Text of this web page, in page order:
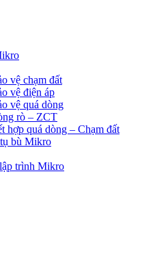
vệ chạm đất
vệ điện áp
vệ quá dòng
rò – ZCT
hợp quá dòng – Chạm đất
bù Mikro
trình Mikro